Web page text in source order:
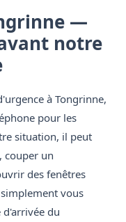
—
notre
à Tongrinne,
pour les
situation, il peut
couper un
des fenêtres
vous
d'arrivée du